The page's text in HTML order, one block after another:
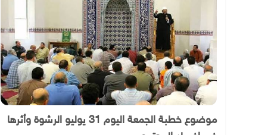
موضوع خطبة الجمعة اليوم 31 يوليو الرشوة وأثرها